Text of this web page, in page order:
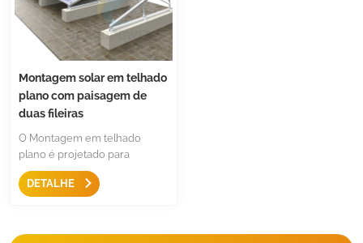
Montagem solar em telhado
plano com paisagem de
duas fileiras
O Montagem em telhado
plano é projetado para
instalação de painel solar de
duas fileiras em telhado plano,
etc., menos componentes.
DETALHE